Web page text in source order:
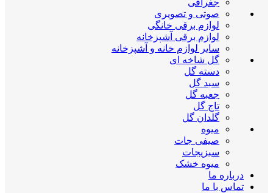
جغرافی
صوتی و تصویری
لوازم برقی خانگی
لوازم برقی آشپزخانه
سایر لوازم خانه و آشپزخانه
گل شاخه ای
دسته گل
سبد گل
جعبه گل
تاج گل
گلدان گل
میوه
صیفی جات
سبزیجات
میوه خشک
درباره ما
تماس با ما